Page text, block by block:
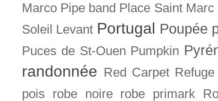
Marco Pipe band Place Saint Marc
Soleil Levant Portugal Poupée
Puces de St-Ouen Pumpkin
randonnée Red Carpet Refuge
pois
robe noire robe primark